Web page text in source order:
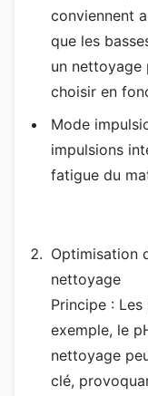
conviennent
que les
un nettoyage
choisir en
Mode
impulsions
fatigue du
Optimisation
nettoyage
Principe :
exemple, le
nettoyage
clé,